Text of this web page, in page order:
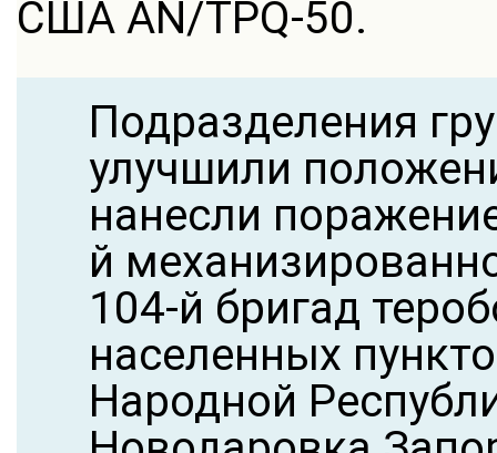
США AN/TPQ-50.
Подразделения
улучшили
нанесли
й
104-й бригад
населенных
Народной